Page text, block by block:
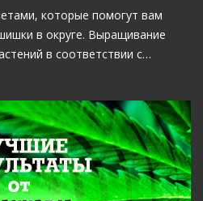
которые помогут вам
в округе. Выращивание
в соответствии с…